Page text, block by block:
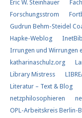
Eric W. Steinhauer
Forschungs​strom​
Gudrun Behm-Steidel
Hapke-Weblog
InetBib
Irrungen und Wirrungen
katharinaschulz.org
Library Mistress
Literatur – Text & Blog
netzphilosophieren
OPL-Arbeitskreis Berlin-